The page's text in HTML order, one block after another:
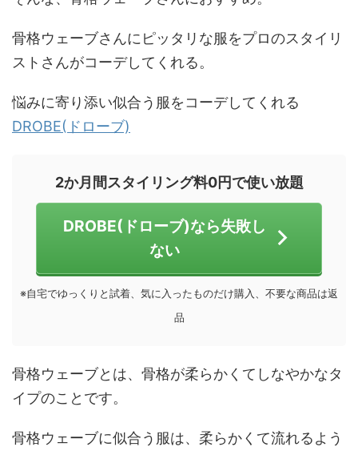
骨格ウェーブさんにピッタリな服をプロのスタイリ
ストさんがコーデしてくれる。
悩みに寄り添い似合う服をコーデしてくれる
DROBE(ドローブ)
2か月間スタイリング料0円で使い放題
DROBE(ドローブ)なら失敗し
ない
※自宅でゆっくりと試着、気に入ったものだけ購入、不要な商品は返
品
骨格ウェーブとは、骨格が柔らかくてしなやかなタ
イプのことです。
骨格ウェーブに似合う服は、柔らかくて流れるよう